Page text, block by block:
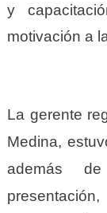
y
motivación a
La gerente
Medina,
además